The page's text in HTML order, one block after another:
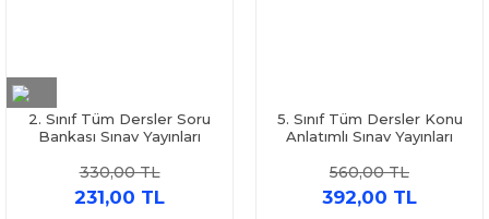
2. Sınıf Tüm Dersler Soru
Bankası Sınav Yayınları
330,00 TL
231,00 TL
5. Sınıf Tüm Dersler Konu
Anlatımlı Sınav Yayınları
560,00 TL
392,00 TL